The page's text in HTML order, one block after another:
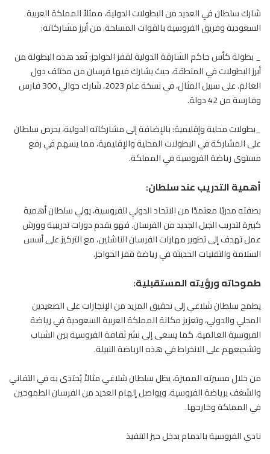
شارك سلطان في العديد من البطولات الدولية، ممثلاً المملكة العربية
السعودية وفريقالفروسيةبالقوات المسلحة. من أبرز مشاركاته:
_ بطولة كأس حاكم الشارقة الدولية لقفز الحواجز: تُعد هذه البطولة من
أبرز البطولات في المنطقة، حيث يشارك فيها فرسان من مختلف دول
العالم. على سبيل المثال، في نسخة عام 2023، شارك حوالي 300 فارس
وفارسة من 42 دولة.
_بطولات محلية وإقليمية: بالإضافة إلى مشاركاته الدولية، يحرص سلطان
على المشاركة في البطولات المحلية والإقليمية، مما يسهم في رفع
مستوى رياضة الفروسية في المملكة.
أهمية التدريب عند سلطان:
بصفته مدربًا معتمدًا من الاتحاد الدولي للفروسية، يولي سلطان أهمية
كبيرة لتدريب الجيل الجديد من الفرسان. فهو يقدم دورات تدريبية وورش
عمل تهدف إلى تطوير مهارات الفرسان الناشئين، مع التركيز على أسس
السلامة والتقنيات الحديثة في رياضة قفز الحواجز.
طموحاته ورؤيته المستقبلية:
يطمح سلطان شلاغي إلى تحقيق المزيد من الإنجازات على الصعيدين
المحلي والدولي، وتعزيز مكانة المملكة العربية السعودية في رياضة
الفروسية العالمية. كما يسعى إلى نشر ثقافةالفروسيةبين الشباب
وتشجيعهم على الانخراط في هذه الرياضة النبيلة.
من خلال مسيرته المميزة، يظل سلطان شلاغي مثالاً يُحتذى به في التفاني
والشغف برياضة الفروسية، ويواصل إلهام العديد من الفرسان الطموحين
في المملكة وخارجها.
نادي الفروسية بالدمام يدخل حيز التنفيذ